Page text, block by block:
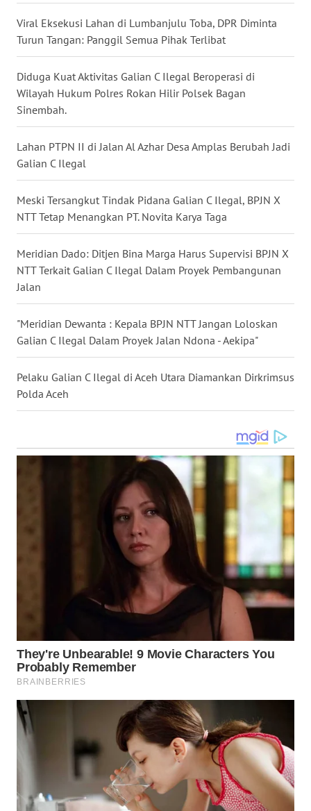
Viral Eksekusi Lahan di Lumbanjulu Toba, DPR Diminta
Turun Tangan: Panggil Semua Pihak Terlibat
Diduga Kuat Aktivitas Galian C Ilegal Beroperasi di
Wilayah Hukum Polres Rokan Hilir Polsek Bagan
Sinembah.
Lahan PTPN II di Jalan Al Azhar Desa Amplas Berubah Jadi
Galian C Ilegal
Meski Tersangkut Tindak Pidana Galian C Ilegal, BPJN X
NTT Tetap Menangkan PT. Novita Karya Taga
Meridian Dado: Ditjen Bina Marga Harus Supervisi BPJN X
NTT Terkait Galian C Ilegal Dalam Proyek Pembangunan
Jalan
"Meridian Dewanta : Kepala BPJN NTT Jangan Loloskan
Galian C Ilegal Dalam Proyek Jalan Ndona - Aekipa"
Pelaku Galian C Ilegal di Aceh Utara Diamankan Dirkrimsus
Polda Aceh
WN
KALTARA
WN
KALSEL
WN
KALTIM
WN
SULSEL
WN
WN
WN
MALUKU
WN
MALUT
DAIRI
WN
WN
TAPANULI
SELATAN
TANJUNG
KARO